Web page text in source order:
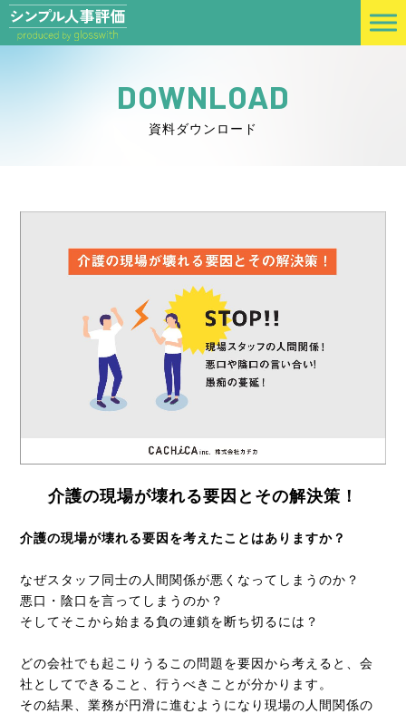
DOWNLOAD
資料ダウンロード
介護の現場が壊れる要因とその解決策！
介護の現場が壊れる要因を考えたことはありますか？
なぜスタッフ同士の人間関係が悪くなってしまうのか？
悪口・陰口を言ってしまうのか？
そしてそこから始まる負の連鎖を断ち切るには？
どの会社でも起こりうるこの問題を要因から考えると、会
社としてできること、行うべきことが分かります。
その結果、業務が円滑に進むようになり現場の人間関係の